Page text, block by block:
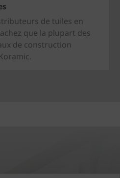
de tuiles en
que la plupart des
de construction